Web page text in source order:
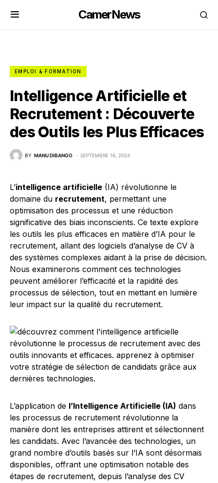
CamerNews
EMPLOI & FORMATION
Intelligence Artificielle et
Recrutement : Découverte
des Outils les Plus Efficaces
BY MANU DIBANGO SEPTEMBRE 16, 2024
L’intelligence artificielle (IA) révolutionne le
domaine du recrutement, permettant une
optimisation des processus et une réduction
significative des biais inconscients. Ce texte explore
les outils les plus efficaces en matière d’IA pour le
recrutement, allant des logiciels d’analyse de CV à
des systèmes complexes aidant à la prise de décision.
Nous examinerons comment ces technologies
peuvent améliorer l’efficacité et la rapidité des
processus de sélection, tout en mettant en lumière
leur impact sur la qualité du recrutement.
L’application de l’Intelligence Artificielle (IA) dans
les processus de recrutement révolutionne la
manière dont les entreprises attirent et sélectionnent
les candidats. Avec l’avancée des technologies, un
grand nombre d’outils basés sur l’IA sont désormais
disponibles, offrant une optimisation notable des
étapes de recrutement, depuis l’analyse des CV